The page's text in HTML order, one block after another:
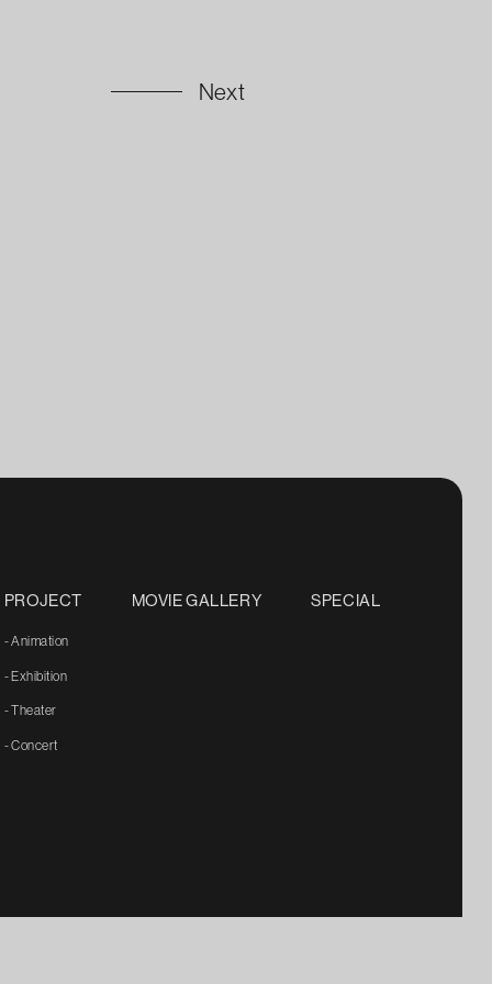
PROJECT
- Animation
- Exhibition
- Theater
- Concert
MOVIE GALLERY SPECIAL